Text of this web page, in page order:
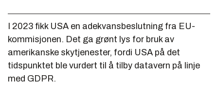
I 2023 fikk USA en adekvansbeslutning fra EU-
kommisjonen. Det ga grønt lys for bruk av
amerikanske skytjenester, fordi USA på det
tidspunktet ble vurdert til å tilby datavern på linje
med GDPR.